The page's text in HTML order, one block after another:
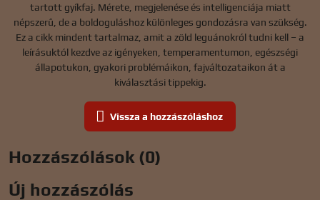
tartott gyíkfaj. Mérete, megjelenése és intelligenciája miatt
népszerű, de a boldoguláshoz különleges gondozásra van szükség.
Ez a cikk mindent tartalmaz, amit a zöld leguánokról tudni kell – a
leírásuktól kezdve az igényeken, temperamentumon, egészségi
állapotukon, gyakori problémáikon, fajváltozataikon át a
kiválasztási tippekig.
Vissza a hozzászóláshoz
Hozzászólások (0)
Új hozzászólás